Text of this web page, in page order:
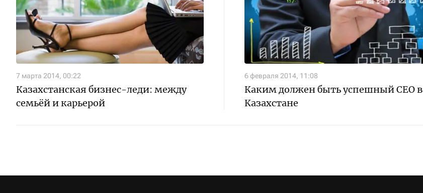
7 марта 2014, 00:22
Казахстанская бизнес-леди: между
семьёй и карьерой
6 февраля 2014, 11:08
Каким должен быть успешный СЕО в
Казахстане